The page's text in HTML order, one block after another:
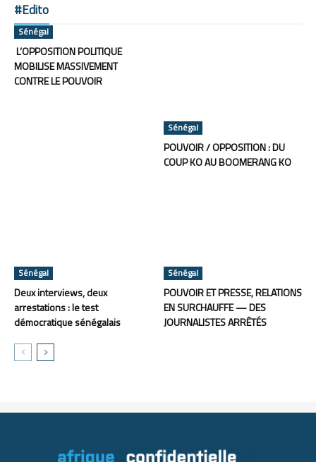
#Edito
Sénégal
L’OPPOSITION POLITIQUE
MOBILISE MASSIVEMENT
CONTRE LE POUVOIR
Sénégal
POUVOIR / OPPOSITION : DU
COUP KO AU BOOMERANG KO
Sénégal
Deux interviews, deux
arrestations : le test
démocratique sénégalais
Sénégal
POUVOIR ET PRESSE, RELATIONS
EN SURCHAUFFE — DES
JOURNALISTES ARRÊTÉS